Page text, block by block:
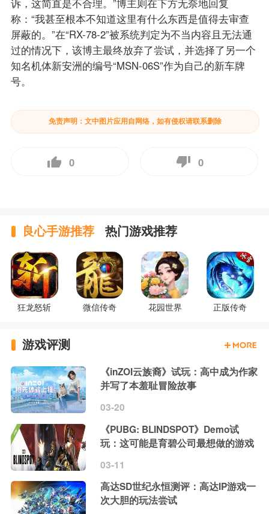
称：“我甚至根本不知道这里有什么东西是值得去审查
屏蔽的。”在“RX-78-2”被系统判定为不当内容且无法通
过的情况下，该博主最终放弃了尝试，并选择了另一个
知名机体新安洲的编号“MSN-06S”作为自己的新车牌
号。
免责声明：文中图片应用自网络，如有侵权请联系删除
0 0
良心手游推荐 热门游戏推荐
狂龙怒斩 微信传奇 花园世界 正版传奇
游戏评测
《inZOI云族裔》试玩：高中成为作家
并写了本羞耻冒险故事
03-20
《PUBG: BLINDSPOT》Demo试
玩：这可能是育碧公司最想做的游戏
03-11
高达SD世纪永恒测评：高达IP游戏一
次大胆的玩法尝试